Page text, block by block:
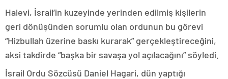
Halevi, İsrail’in kuzeyinde yerinden edilmiş kişilerin
geri dönüşünden sorumlu olan ordunun bu görevi
“Hizbullah üzerine baskı kurarak” gerçekleştireceğini,
aksi takdirde “başka bir savaşa yol açılacağını” söyledi.
İsrail Ordu Sözcüsü Daniel Hagari, dün yaptığı